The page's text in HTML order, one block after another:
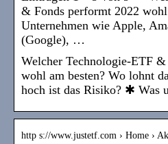
& Fonds performt 2022
Unternehmen wie Apple,
(Google), …
Welcher Technologie-ETF
wohl am besten? Wo lohnt
hoch ist das Risiko? ✱ Was
http s://www.justetf.com › Home ›